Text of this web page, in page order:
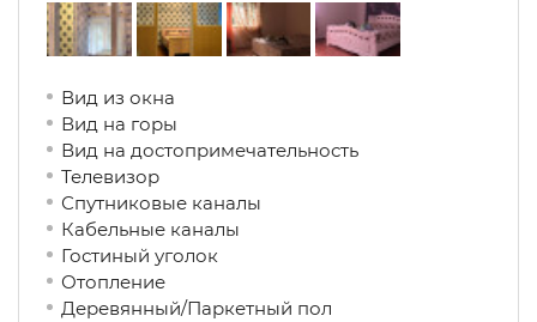
Вид из окна
Вид на горы
Вид на достопримечательность
Телевизор
Спутниковые каналы
Кабельные каналы
Гостиный уголок
Отопление
Деревянный/Паркетный пол